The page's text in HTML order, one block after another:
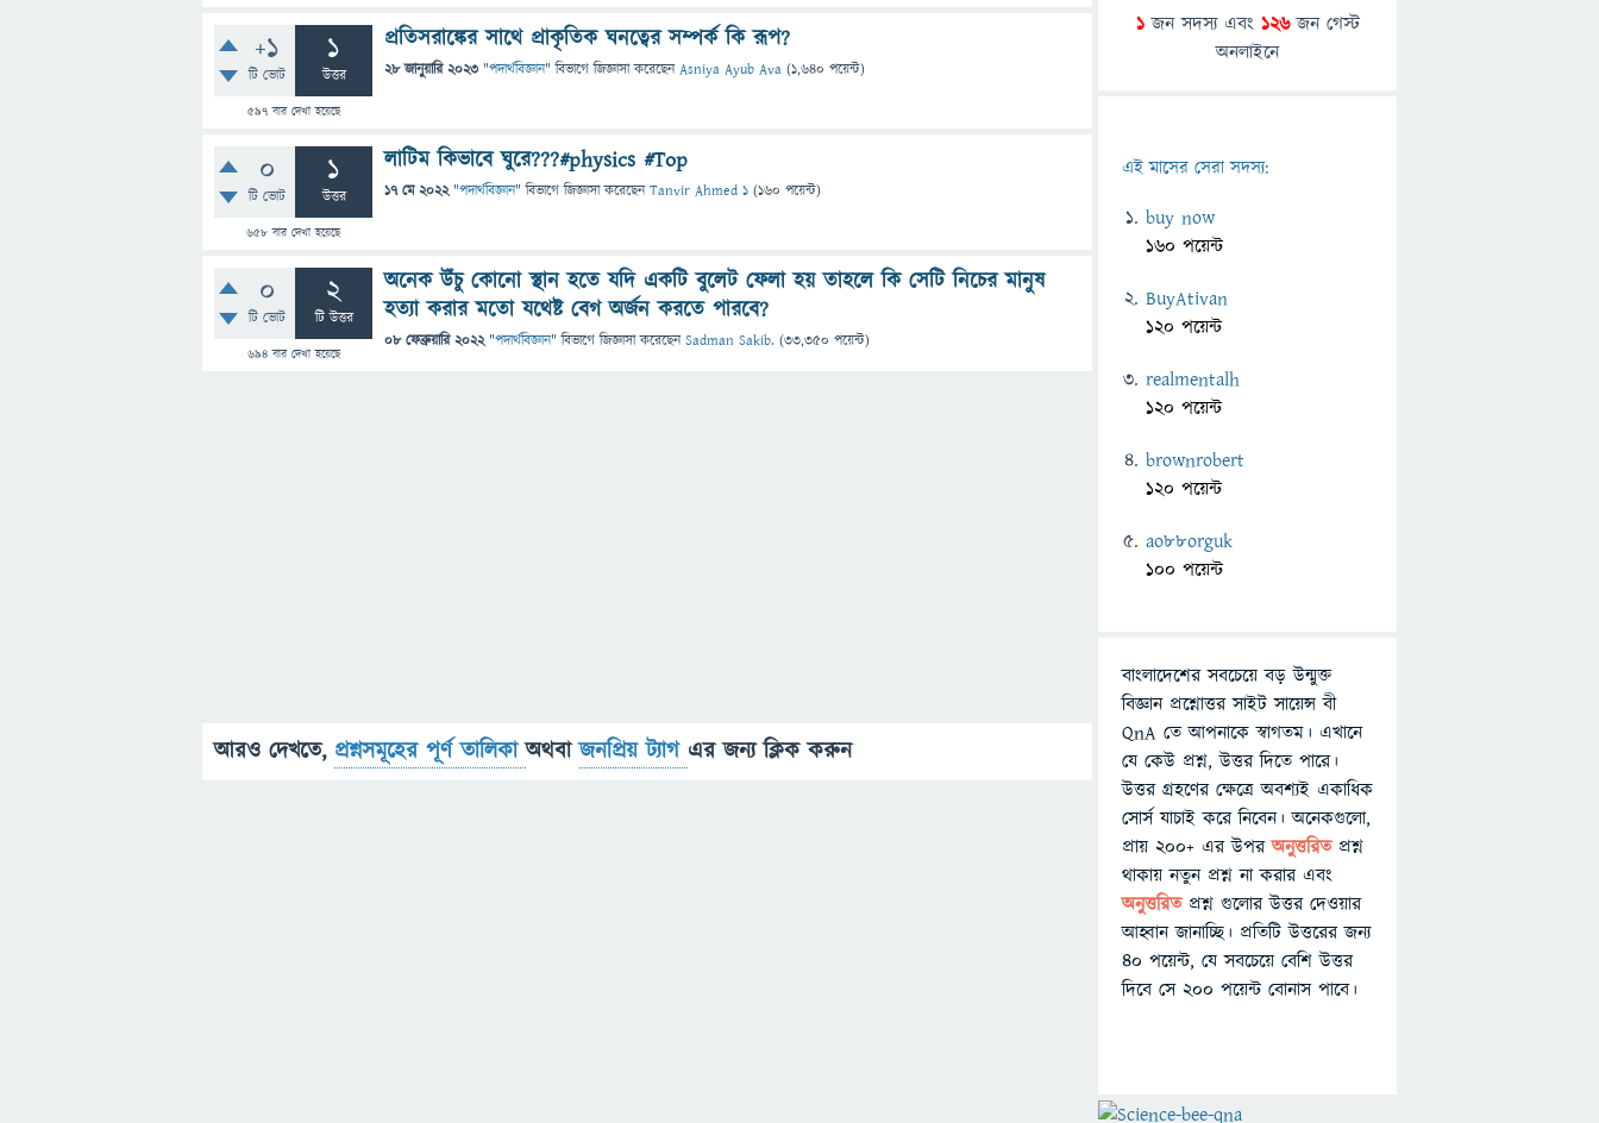
+1
টি ভোট
1
উত্তর
597বার দেখা হয়েছে
প্রতিসরাঙ্কের সাথে প্রাকৃতিক ঘনত্বের সম্পর্ক কি রূপ?
28 জানুয়ারি 2023 "পদার্থবিজ্ঞান" বিভাগে জিজ্ঞাসাকরেছেনAsniya Ayub Ava (1,640 পয়েন্ট)
0
টি ভোট
1
উত্তর
658 বার দেখা হয়েছে
লাটিম কিভাবে ঘুরে???#physics #Top
17 মে 2022 "পদার্থবিজ্ঞান" বিভাগে জিজ্ঞাসাকরেছেনTanvir Ahmed 1 (160 পয়েন্ট)
0
টি ভোট
2
টি উত্তর
694বার দেখা হয়েছে
অনেক উঁচু কোনো স্থান হতে যদি একটি বুলেট ফেলা হয় তাহলে কি সেটি নিচের মানুষ
হত্যা করার মতো যথেষ্ট বেগ অর্জন করতে পারবে?
08 ফেব্রুয়ারি 2022 "পদার্থবিজ্ঞান" বিভাগে জিজ্ঞাসাকরেছেনSadman Sakib. (33,350 পয়েন্ট)
আরও দেখতে, প্রশ্নসমূহের পূর্ণ তালিকাঅথবাজনপ্রিয় ট্যাগ এর জন্য ক্লিক করুন
1জন সদস্য এবং 126জন গেস্ট
অনলাইনে
এই মাসের সেরা সদস্য:
buy now
160 পয়েন্ট
BuyAtivan
120 পয়েন্ট
realmentalh
120 পয়েন্ট
brownrobert
120 পয়েন্ট
ao88orguk
100 পয়েন্ট
বাংলাদেশের সবচেয়ে বড় উন্মুক্ত
বিজ্ঞান প্রশ্নোত্তর সাইট সায়েন্স বী
QnA তে আপনাকে স্বাগতম। এখানে
যে কেউ প্রশ্ন, উত্তর দিতে পারে।
উত্তর গ্রহণের ক্ষেত্রে অবশ্যই একাধিক
সোর্স যাচাই করে নিবেন। অনেকগুলো,
প্রায় ২০০+ এর উপরঅনুত্তরিতপ্রশ্ন
থাকায় নতুন প্রশ্ন না করার এবং
অনুত্তরিত প্রশ্ন গুলোর উত্তর দেওয়ার
আহ্বান জানাচ্ছি। প্রতিটি উত্তরের জন্য
৪০ পয়েন্ট, যে সবচেয়ে বেশি উত্তর
দিবে সে ২০০ পয়েন্ট বোনাস পাবে।